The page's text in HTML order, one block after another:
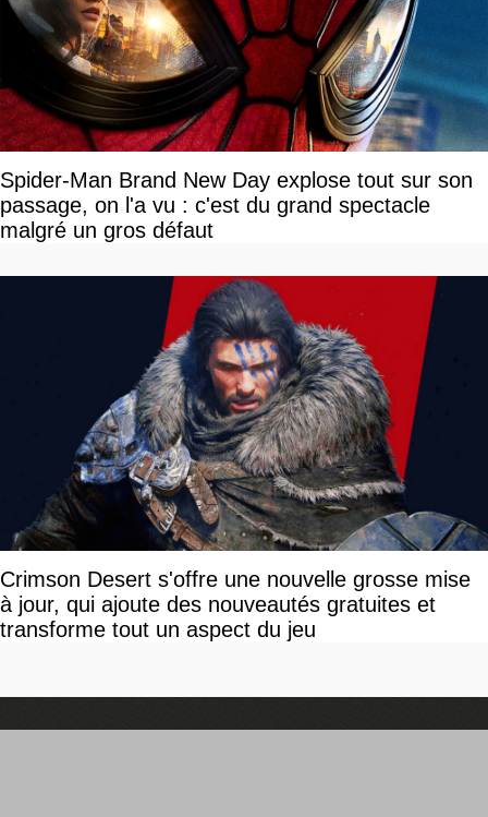
Spider-Man Brand New Day explose tout sur son
passage, on l'a vu : c'est du grand spectacle
malgré un gros défaut
Crimson Desert s'offre une nouvelle grosse mise
à jour, qui ajoute des nouveautés gratuites et
transforme tout un aspect du jeu